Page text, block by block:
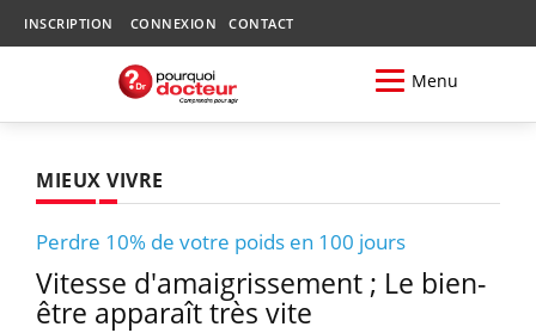
INSCRIPTION CONNEXION CONTACT
Menu
MIEUX VIVRE
Perdre 10% de votre poids en 100 jours
Vitesse d'amaigrissement ; Le bien-
être apparaît très vite